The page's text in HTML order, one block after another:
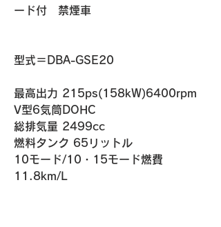
ード付　禁煙車
​​型式＝DBA-GSE20
最高出力 215ps(158kW)6400rpm
V型6気筒DOHC
総排気量 2499cc
燃料タンク 65リットル
​10モード/10・15モード燃費
11.8km/L